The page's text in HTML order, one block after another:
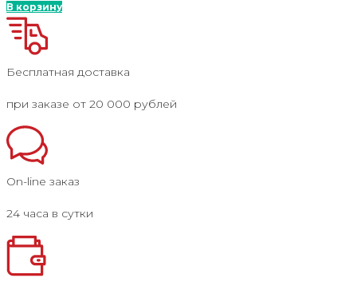
В корзину
Бесплатная доставка
при заказе от 20 000 рублей
On-line заказ
24 часа в сутки